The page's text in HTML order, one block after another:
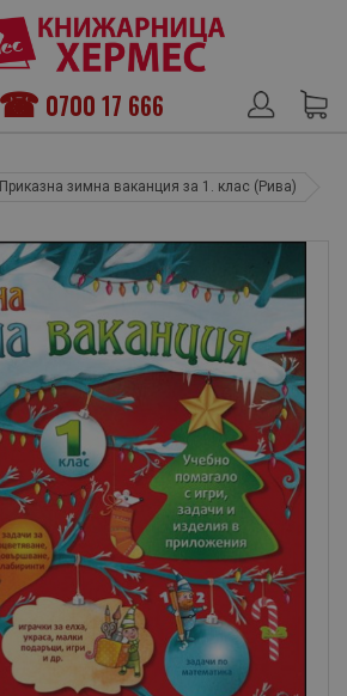
0700 17 666
Приказна зимна ваканция за 1. клас (Рива)